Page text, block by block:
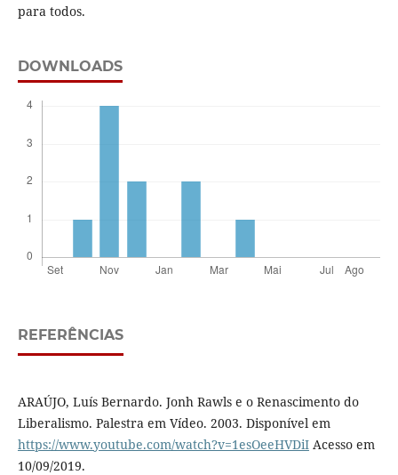
para todos.
DOWNLOADS
REFERÊNCIAS
ARAÚJO, Luís Bernardo. Jonh Rawls e o Renascimento do
Liberalismo. Palestra em Vídeo. 2003. Disponível em
https://www.youtube.com/watch?v=1esOeeHVDiIAcesso em
10/09/2019.